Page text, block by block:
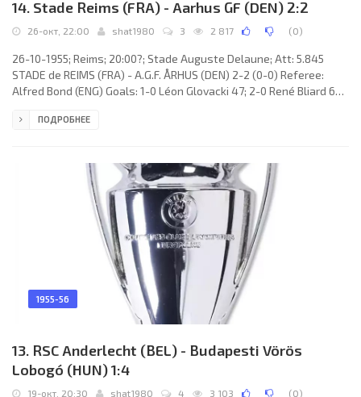
14. Stade Reims (FRA) - Aarhus GF (DEN) 2:2
26-окт, 22:00 shat1980 3 2 817 (0)
26-10-1955; Reims; 20:00?; Stade Auguste Delaune; Att: 5.845
STADE de REIMS (FRA) - A.G.F. ÅRHUS (DEN) 2-2 (0-0) Referee:
Alfred Bond (ENG) Goals: 1-0 Léon Glovacki 47; 2-0 René Bliard 60;
REIMS (coach: Albert Batteux): 1. René Jacquet, 2. Robert Siatka, 3.
Kopa, 10. René Bliard, 11. Jean Templin. A.G.F. ÅRHUS
ПОДРОБНЕЕ
1955-56
13. RSC Anderlecht (BEL) - Budapesti Vörös
Lobogó (HUN) 1:4
19-окт, 20:30 shat1980 4 3 103 (0)